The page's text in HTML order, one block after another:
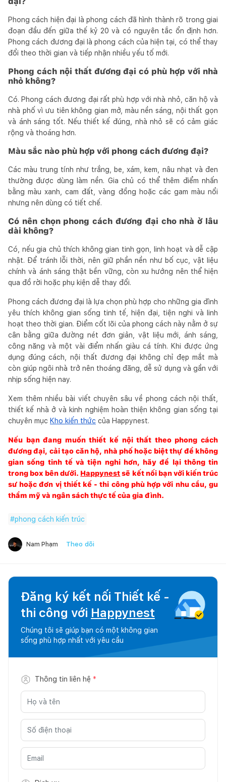
Phong cách hiện đại là phong cách đã hình thành rõ trong giai
đoạn đầu đến giữa thế kỷ 20 và có nguyên tắc ổn định hơn.
Phong cách đương đại là phong cách của hiện tại, có thể thay
đổi theo thời gian và tiếp nhận nhiều yếu tố mới.
Phong cách nội thất đương đại có phù hợp với nhà
nhỏ không?
Có. Phong cách đương đại rất phù hợp với nhà nhỏ, căn hộ và
nhà phố vì ưu tiên không gian mở, màu nền sáng, nội thất gọn
và ánh sáng tốt. Nếu thiết kế đúng, nhà nhỏ sẽ có cảm giác
rộng và thoáng hơn.
Màu sắc nào phù hợp với phong cách đương đại?
Các màu trung tính như trắng, be, xám, kem, nâu nhạt và đen
thường được dùng làm nền. Gia chủ có thể thêm điểm nhấn
bằng màu xanh, cam đất, vàng đồng hoặc các gam màu nổi
nhưng nên dùng có tiết chế.
Có nên chọn phong cách đương đại cho nhà ở lâu
dài không?
Có, nếu gia chủ thích không gian tinh gọn, linh hoạt và dễ cập
nhật. Để tránh lỗi thời, nên giữ phần nền như bố cục, vật liệu
chính và ánh sáng thật bền vững, còn xu hướng nên thể hiện
qua đồ rời hoặc phụ kiện dễ thay đổi.
Phong cách đương đại là lựa chọn phù hợp cho những gia đình
yêu thích không gian sống tinh tế, hiện đại, tiện nghi và linh
hoạt theo thời gian. Điểm cốt lõi của phong cách này nằm ở sự
cân bằng giữa đường nét đơn giản, vật liệu mới, ánh sáng,
công năng và một vài điểm nhấn giàu cá tính. Khi được ứng
dụng đúng cách, nội thất đương đại không chỉ đẹp mắt mà
còn giúp ngôi nhà trở nên thoáng đãng, dễ sử dụng và gần với
nhịp sống hiện nay.
Xem thêm nhiều bài viết chuyên sâu về phong cách nội thất,
thiết kế nhà ở và kinh nghiệm hoàn thiện không gian sống tại
chuyên mục Kho kiến thức của Happynest.
Nếu bạn đang muốn thiết kế nội thất theo phong cách
đương đại, cải tạo căn hộ, nhà phố hoặc biệt thự để không
gian sống tinh tế và tiện nghi hơn, hãy để lại thông tin
trong box bên dưới. Happynestsẽ kết nối bạn với kiến trúc
sư hoặc đơn vị thiết kế - thi công phù hợp với nhu cầu, gu
thẩm mỹ và ngân sách thực tế của gia đình.
#phong cách kiến trúc
Nam Phạm Theo dõi
Đăng ký kết nối Thiết kế -
thi công với Happynest
Chúng tôi sẽ giúp bạn có một không gian
sống phù hợp nhất với yêu cầu
Thông tin liên hệ *